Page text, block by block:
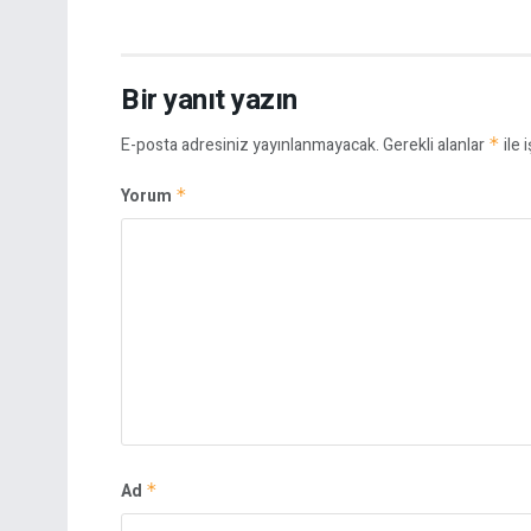
Bir yanıt yazın
E-posta adresiniz yayınlanmayacak.Gerekli alanlar * ile
Yorum *
Ad *